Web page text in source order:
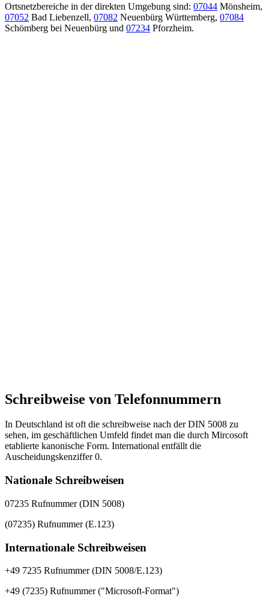
Ortsnetzbereiche in der direkten Umgebung sind: 07044 Mönsheim,
07052 Bad Liebenzell, 07082 Neuenbürg Württemberg, 07084
Schömberg bei Neuenbürg und 07234 Pforzheim.
Schreibweise von Telefonnummern
In Deutschland ist oft die schreibweise nach der DIN 5008 zu
sehen, im geschäftlichen Umfeld findet man die durch Mircosoft
etablierte kanonische Form. International entfällt die
Auscheidungskenziffer 0.
Nationale Schreibweisen
07235 Rufnummer (DIN 5008)
(07235) Rufnummer (E.123)
Internationale Schreibweisen
+49 7235 Rufnummer (DIN 5008/E.123)
+49 (7235) Rufnummer ("Microsoft-Format")